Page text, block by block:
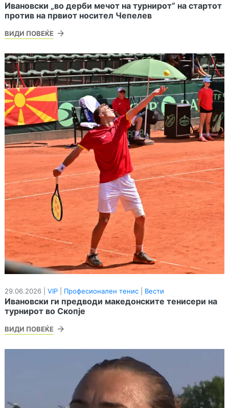
Ивановски „во дерби мечот на турнирот“ на стартот
против на првиот носител Чепелев
ВИДИ ПОВЕЌЕ
29.06.2026 | VIP Професионален тенис Вести
Ивановски ги предводи македонските тенисери на
турнирот во Скопје
ВИДИ ПОВЕЌЕ